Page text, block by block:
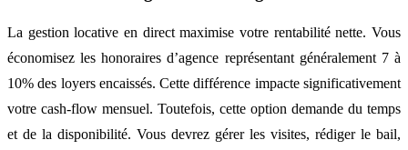
La gestion locative en direct maximise votre rentabilité nette. Vous
économisez les honoraires d’agence représentant généralement 7 à
10% des loyers encaissés. Cette différence impacte significativement
votre cash-flow mensuel. Toutefois, cette option demande du temps
et de la disponibilité. Vous devrez gérer les visites, rédiger le bail,